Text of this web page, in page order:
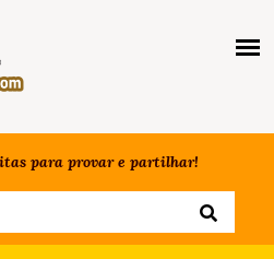
para provar e partilhar!